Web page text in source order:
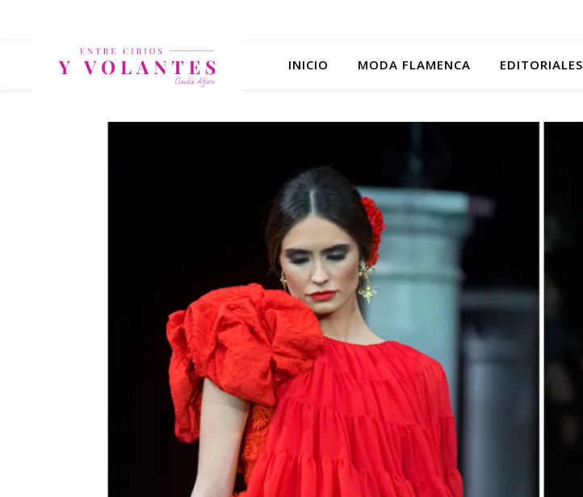
INICIO MODA FLAMENCA EDITORIALES